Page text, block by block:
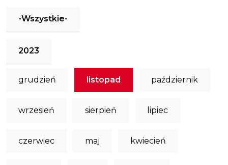
-Wszystkie-
2023
grudzień listopad październik
wrzesień sierpień lipiec
czerwiec maj kwiecień